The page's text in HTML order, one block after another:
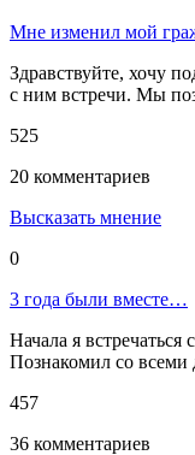
Мне изменил мой
Здравствуйте, хочу
с ним встречи. Мы
525
20 комментариев
Высказать мнение
0
3 года были вместе…
Начала я
Познакомил со всеми
457
36 комментариев